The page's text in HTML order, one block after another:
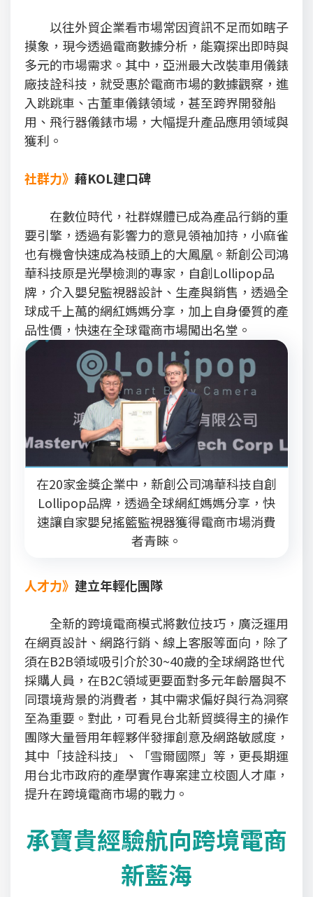
以往外貿企業看市場常因資訊不足而如瞎子
摸象，現今透過電商數據分析，能窺探出即時與
多元的市場需求。其中，亞洲最大改裝車用儀錶
廠技詮科技，就受惠於電商市場的數據觀察，進
入跳跳車、古董車儀錶領域，甚至跨界開發船
用、飛行器儀錶市場，大幅提升產品應用領域與
獲利。
社群力》 藉KOL建口碑
在數位時代，社群媒體已成為產品行銷的重
要引擎，透過有影響力的意見領袖加持，小麻雀
也有機會快速成為枝頭上的大鳳凰。新創公司鴻
華科技原是光學檢測的專家，自創Lollipop品
牌，介入嬰兒監視器設計、生產與銷售，透過全
球成千上萬的網紅媽媽分享，加上自身優質的產
品性價，快速在全球電商市場闖出名堂。
在20家金獎企業中，新創公司鴻華科技自創
Lollipop品牌，透過全球網紅媽媽分享，快
速讓自家嬰兒搖籃監視器獲得電商市場消費
者青睞。
人才力》 建立年輕化團隊
全新的跨境電商模式將數位技巧，廣泛運用
在網頁設計、網路行銷、線上客服等面向，除了
須在B2B領域吸引介於30~40歲的全球網路世代
採購人員，在B2C領域更要面對多元年齡層與不
同環境背景的消費者，其中需求偏好與行為洞察
至為重要。對此，可看見台北新貿獎得主的操作
團隊大量晉用年輕夥伴發揮創意及網路敏感度，
其中「技詮科技」、「雪爾國際」等，更長期運
用台北市政府的產學實作專案建立校園人才庫，
提升在跨境電商市場的戰力。
承寶貴經驗航向跨境電商
新藍海